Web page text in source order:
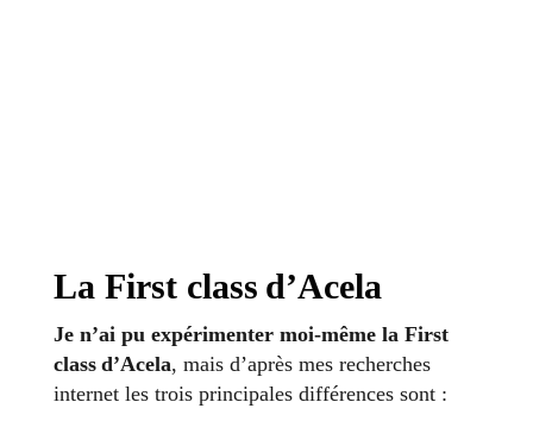
La First class d’Acela
Je n’ai pu expérimenter moi-même la First
class d’Acela, mais d’après mes recherches
internet les trois principales différences sont :